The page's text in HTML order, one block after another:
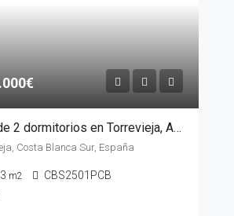
Apartmento de 2 dormitorios en Torrevieja, ALICANTE
Costa Blanca Sur, España
m2 CBS2501PCB